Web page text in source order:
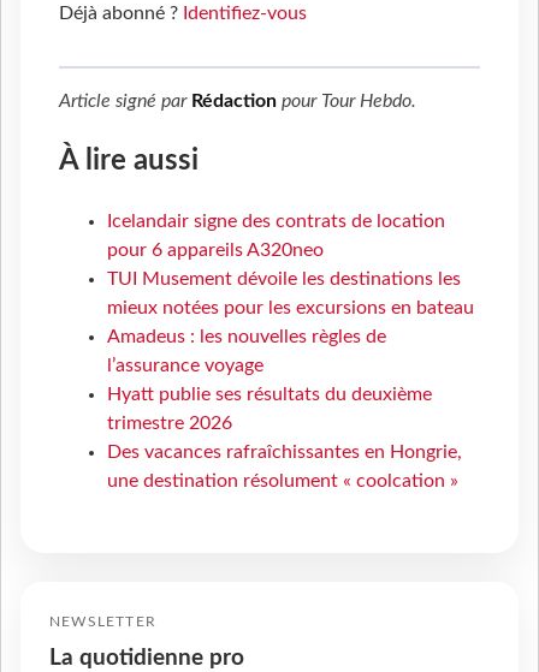
Déjà abonné ? Identifiez-vous
Article signé par Rédaction pour Tour Hebdo.
À lire aussi
Icelandair signe des contrats de location
pour 6 appareils A320neo
TUI Musement dévoile les destinations les
mieux notées pour les excursions en bateau
Amadeus : les nouvelles règles de
l’assurance voyage
Hyatt publie ses résultats du deuxième
trimestre 2026
Des vacances rafraîchissantes en Hongrie,
une destination résolument « coolcation »
NEWSLETTER
La quotidienne pro